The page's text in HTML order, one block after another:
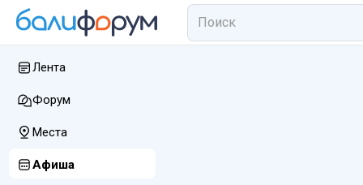
Лента
Форум
Места
Афиша